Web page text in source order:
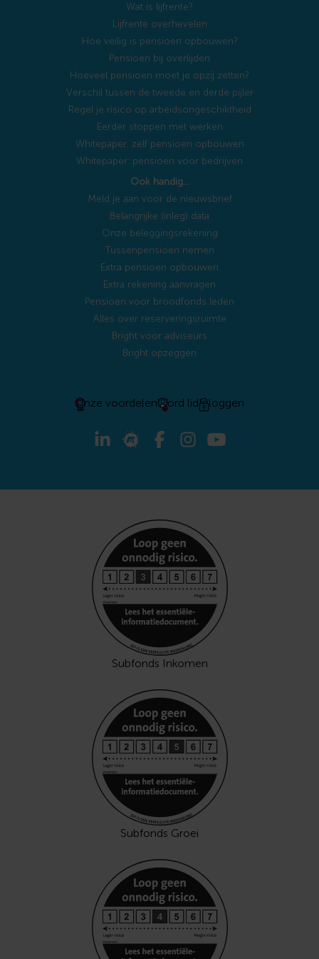
Wat is lijfrente?
Lijfrente overhevelen
Hoe veilig is pensioen opbouwen?
Pensioen bij overlijden
Hoeveel pensioen moet je opzij zetten?
Verschil tussen de tweede en derde pijler
Regel je risico op arbeidsongeschiktheid
Eerder stoppen met werken
Whitepaper: zelf pensioen opbouwen
Whitepaper: pensioen voor bedrijven
Ook handig…
Meld je aan voor de nieuwsbrief
Belangrijke (inleg) data
Onze beleggingsrekening
Tussenpensioen nemen
Extra pensioen opbouwen
Extra rekening aanvragen
Pensioen voor broodfonds leden
Alles over reserveringsruimte
Bright voor adviseurs
Bright opzeggen
Onze voordelenWord lidInloggen
Subfonds Inkomen
Subfonds Groei